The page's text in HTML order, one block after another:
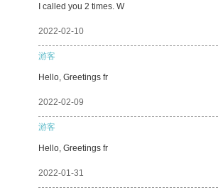
I called you 2 times. W
2022-02-10
游客
Hello, Greetings fr
2022-02-09
游客
Hello, Greetings fr
2022-01-31